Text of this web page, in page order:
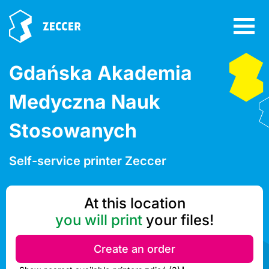
Gdańska Akademia
Medyczna Nauk
Stosowanych
Self-service printer Zeccer
At this location
you will print your files!
Create an order